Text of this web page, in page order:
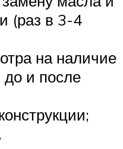
(раз в 3-4
на наличие
до и после